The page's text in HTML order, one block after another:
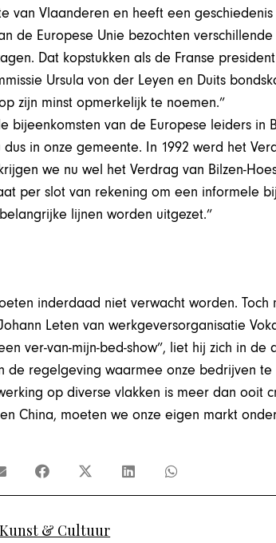
van Vlaanderen en heeft een
de Europese Unie bezochten
Dat kopstukken als de Franse
Ursula von der Leyen en Duits
zijn minst opmerkelijk te noemen.”
bijeenkomsten van de Europese leiders in
in onze gemeente. In 1992 werd het
we nu wel het Verdrag van Bilzen-
per slot van rekening om een informele
lijnen worden uitgezet.”
inderdaad niet verwacht worden.
Leten van werkgeversorganisatie
ver-van-mijn-bed-show”, liet hij zich in
de regelgeving waarmee onze bedrijven
op diverse vlakken is meer dan ooit
China, moeten we onze eigen markt
Kunst & Cultuur